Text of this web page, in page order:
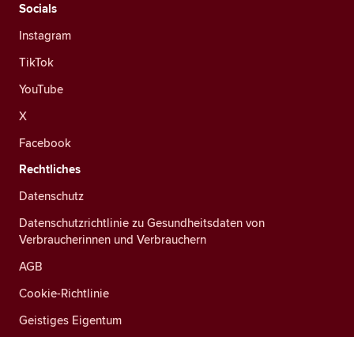
Socials
Instagram
TikTok
YouTube
X
Facebook
Rechtliches
Datenschutz
Datenschutzrichtlinie zu Gesundheitsdaten von
Verbraucherinnen und Verbrauchern
AGB
Cookie-Richtlinie
Geistiges Eigentum